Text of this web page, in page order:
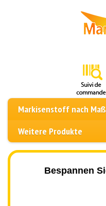
Markisenstoff nach Maß
Weitere Produkte
Bespannen